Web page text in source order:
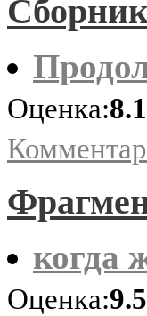
Оценка:
когда
Оценка: